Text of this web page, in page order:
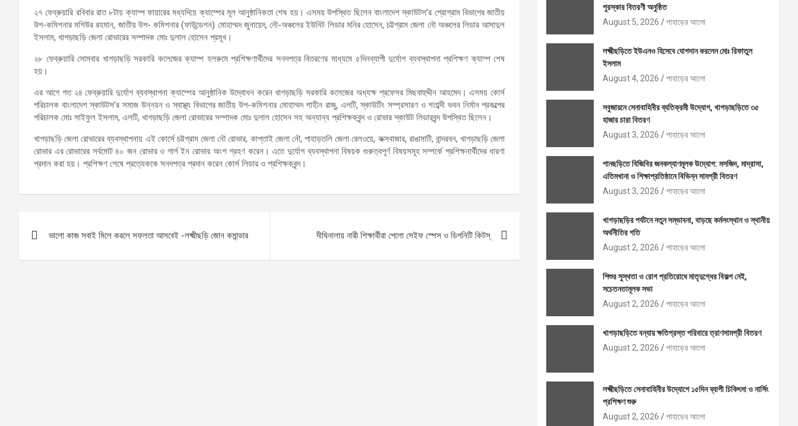
২৭ ফেব্রুয়ারি রবিবার রাত ৮টায় ক্যাম্প ফায়ারের মধ্যদিয়ে ক্যাম্পের মূল আনুষ্ঠানিকতা শেষ হয়। এসময় উপস্থিত ছিলেন বাংলাদেশ স্কাউটস’র প্রোগ্রাম বিভাগের জাতীয়
উপ-কমিশনার মশিউর রহমান, জাতীয় উপ- কমিশনার (ফাউন্ডেশন) মোহাম্মদ জুনায়েদ, নৌ-অঞ্চলের ইউনিট লিডার মনির হোসেন, চট্টগ্রাম জেলা নৌ অঞ্চলের লিডার আসাদুল
ইসলাম, খাগড়াছড়ি জেলা রোভারের সম্পাদক মোঃ দুলাল হোসেন প্রমূখ।
২৮ ফেব্রুয়ারি সোমবার খাগড়াছড়ি সরকারি কলেজের ক্যাম্প হলরুমে প্রশিক্ষণার্থীদের সনদপত্র বিতরণের মাধ্যমে ৫দিনব্যাপী দুর্যোগ ব্যবস্থাপনা প্রশিক্ষণ ক্যাম্প শেষ
হয়।
এর আগে গত ২৪ ফেব্রুয়ারি দুর্যোগ ব্যবস্থাপনা ক্যাম্পের আনুষ্ঠানিক উদ্বোধন করেন খাগড়াছড়ি সরকারি কলেজের অধ্যক্ষ প্রফেসর মিছবাহুদ্দীন আহমেদ। এসময় কোর্স
পরিচালক বাংলাদেশ স্কাউটস’র সমাজ উন্নয়ন ও স্বাস্থ্য বিভাগের জাতীয় উপ-কমিশনার মোহাম্মদ শাহীন রাজু, এলটি, স্কাউটিং সম্প্রসারণ ও শতাব্দী ভবন নির্মান প্রকল্পের
পরিচালক মোঃ সাইফুল ইসলাম, এলটি, খাগড়াছড়ি জেলা রোভারের সম্পাদক মোঃ দুলাল হোসেন সহ অন্যান্য প্রশিক্ষকবৃন্দ ও রোভার স্কাউট লিডারবৃন্দ উপস্থিত ছিলেন।
খাগড়াছড়ি জেলা রোভারের ব্যবস্থাপনায় এই কোর্সে চট্টগ্রাম জেলা নৌ রোভার, কাপ্তাই জেলা নৌ, পাহাড়তলি জেলা রেলওয়ে, কক্সবাজার, রাঙামাটি, বান্দরবন, খাগড়াছড়ি জেলা
রোভার এর রোভারের সর্বমোট ৪০ জন রোভার ও গার্ল ইন রোভার অংশ গ্রহণ করেন। এতে দুর্যোগ ব্যবস্থাপনা বিষয়ক গুরুত্বপূর্ণ বিষয়সমূহ সম্পর্কে প্রশিক্ষনার্থীদের ধারণা
প্রদান করা হয়। প্রশিক্ষণ শেষে প্রত্যেককে সনদপত্র প্রদান করেন কোর্স লিডার ও প্রশিক্ষকবৃন্দ।
ভালো কাজ সবাই মিলে করলে সফলতা আসবেই -লক্ষ্মীছড়ি জোন কমান্ডার দীঘিনালায় নারী শিক্ষার্থীরা পেলো সেইফ স্পেস ও ডিগনিটি কিটস্
পুরস্কার বিতরণী অনুষ্ঠিত
August 5, 2026
পাহাড়ের আলো
লক্ষ্মীছড়িতে ইউএনও হিসেবে যোগদান করলেন মোঃ রিফাতুল
ইসলাম
August 4, 2026
পাহাড়ের আলো
সবুজায়নে সেনাবাহিনীর ব্যতিক্রমী উদ্যোগ, খাগড়াছড়িতে ৩৫
হাজার চারা বিতরণ
August 3, 2026
পাহাড়ের আলো
পানছড়িতে বিজিবির জনকল্যাণমূলক উদ্যোগ: মসজিদ, মাদ্রাসা,
এতিমখানা ও শিক্ষাপ্রতিষ্ঠানে বিভিন্ন সামগ্রী বিতরণ
August 3, 2026
পাহাড়ের আলো
খাগড়াছড়ির পর্যটনে নতুন সম্ভাবনা, বাড়ছে কর্মসংস্থান ও স্থানীয়
অর্থনীতির গতি
August 2, 2026
পাহাড়ের আলো
শিশুর সুস্থতা ও রোগ প্রতিরোধে মাতৃদুগ্ধের বিকল্প নেই,
সচেতনতামূলক সভা
August 2, 2026
পাহাড়ের আলো
খাগড়াছড়িতে বন্যায় ক্ষতিগ্রস্ত পরিবারে ত্রাণসামগ্রী বিতরণ
August 2, 2026
পাহাড়ের আলো
লক্ষ্মীছড়িতে সেনাবাহিনীর উদ্যোগে ১৫দিন ব্যাপী চিকিৎসা ও নার্সিং
প্রশিক্ষণ শুরু
August 2, 2026
পাহাড়ের আলো